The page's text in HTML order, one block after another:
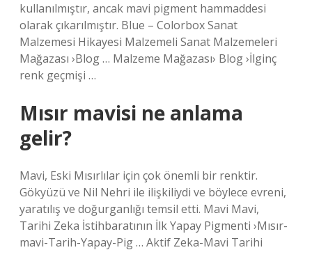
kullanılmıştır, ancak mavi pigment hammaddesi
olarak çıkarılmıştır. Blue – Colorbox Sanat
Malzemesi Hikayesi Malzemeli Sanat Malzemeleri
Mağazası ›Blog … Malzeme Mağazası› Blog ›İlginç
renk geçmişi …
Mısır mavisi ne anlama
gelir?
Mavi, Eski Mısırlılar için çok önemli bir renktir.
Gökyüzü ve Nil Nehri ile ilişkiliydi ve böylece evreni,
yaratılış ve doğurganlığı temsil etti. Mavi Mavi,
Tarihi Zeka İstihbaratının İlk Yapay Pigmenti ›Mısır-
mavi-Tarih-Yapay-Pig … Aktif Zeka-Mavi Tarihi